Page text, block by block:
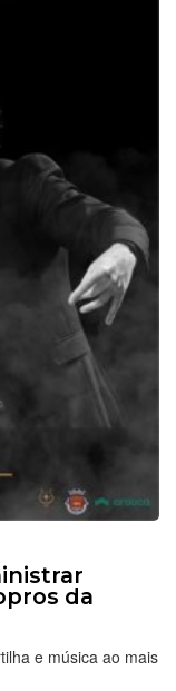
da
e música ao mais